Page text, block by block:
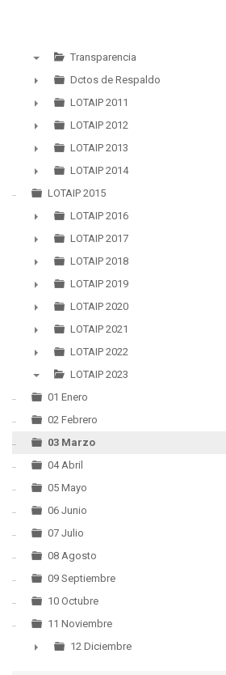
▼
Transparencia
►
Dctos de Respaldo
►
LOTAIP 2011
►
LOTAIP 2012
►
LOTAIP 2013
►
LOTAIP 2014
LOTAIP 2015
►
LOTAIP 2016
►
LOTAIP 2017
►
LOTAIP 2018
►
LOTAIP 2019
►
LOTAIP 2020
►
LOTAIP 2021
►
LOTAIP 2022
▼
LOTAIP 2023
01 Enero
02 Febrero
03 Marzo
04 Abril
05 Mayo
06 Junio
07 Julio
08 Agosto
09 Septiembre
10 Octubre
11 Noviembre
12 Diciembre